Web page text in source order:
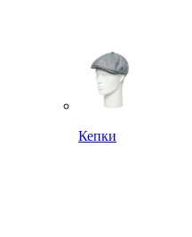
Кепки